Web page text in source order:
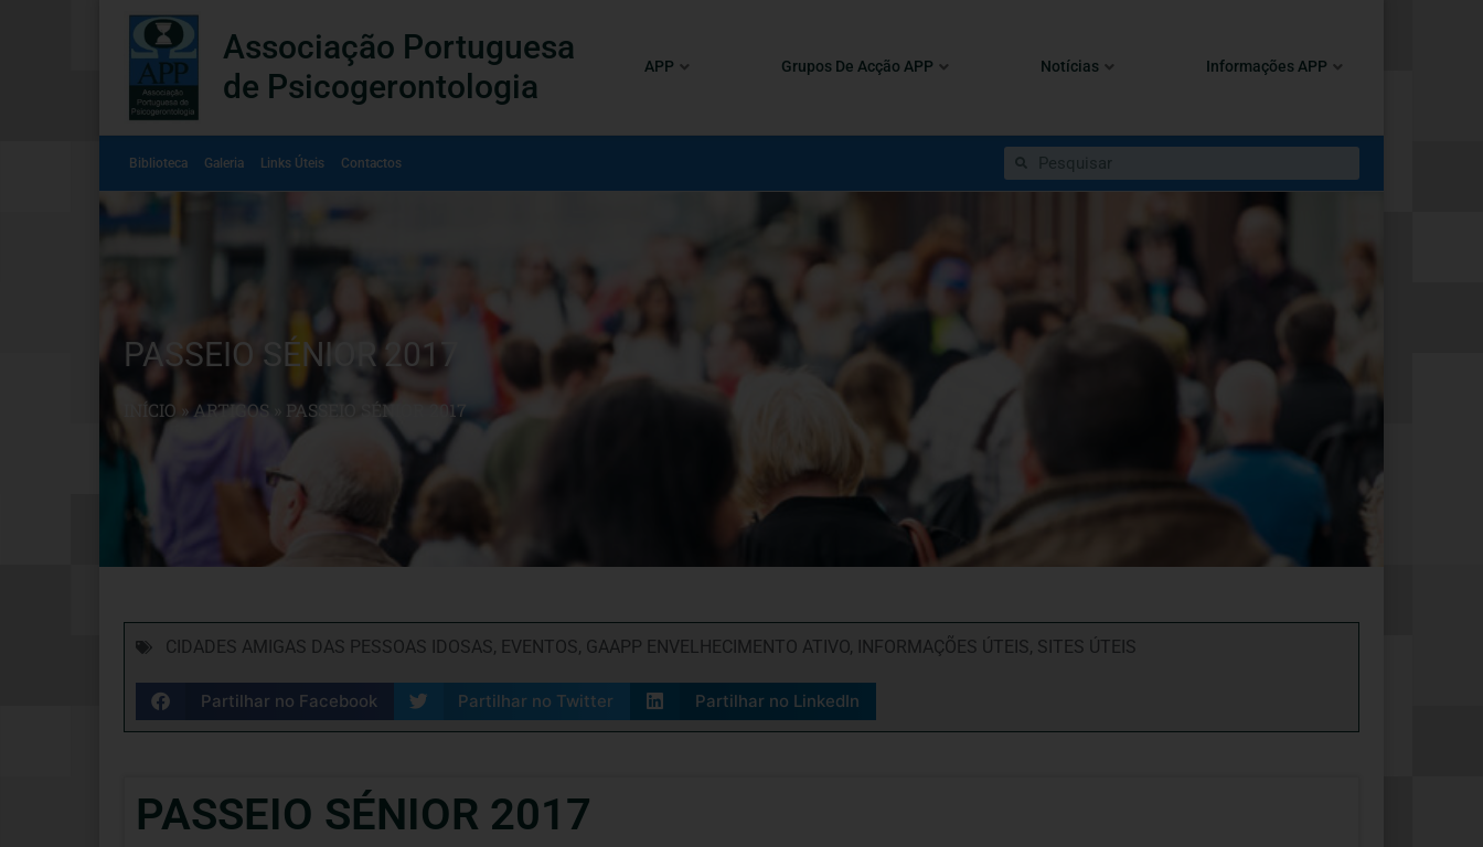
Associação Portuguesa
de Psicogerontologia
APP Grupos De Acção APP Notícias Informações APP
Biblioteca Galeria Links Úteis Contactos
PASSEIO SÉNIOR 2017
INÍCIO » ARTIGOS PASSEIO SÉNIOR 2017
CIDADES AMIGAS DAS PESSOAS IDOSAS, EVENTOS, GAAPP ENVELHECIMENTO ATIVO, INFORMAÇÕES ÚTEIS, SITES ÚTEIS
Partilhar no Facebook Partilhar no Twitter Partilhar no LinkedIn
PASSEIO SÉNIOR 2017